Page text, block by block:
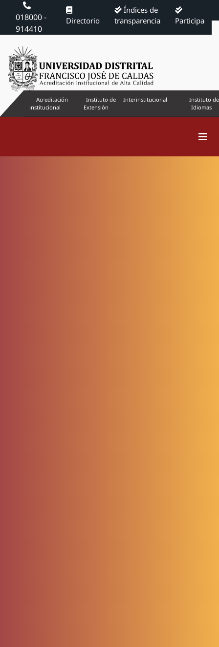
018000 -
914410
Directorio
Índices de
transparencia
Participa
Acreditación
institucional
Instituto de
Extensión
Interinstitucional
Instituto de
Idiomas